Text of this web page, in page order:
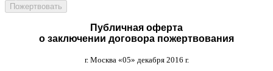
Публичная оферта
о заключении договора пожертвования
г. Москва «05» декабря 2016 г.